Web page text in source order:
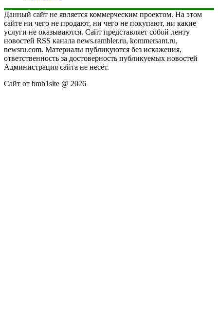
Данный сайт не является коммерческим проектом. На этом
сайте ни чего не продают, ни чего не покупают, ни какие
услуги не оказываются. Сайт представляет собой ленту
новостей RSS канала news.rambler.ru, kommersant.ru,
newsru.com. Материалы публикуются без искажения,
ответственность за достоверность публикуемых новостей
Администрация сайта не несёт.
Сайт от bmb1site @ 2026